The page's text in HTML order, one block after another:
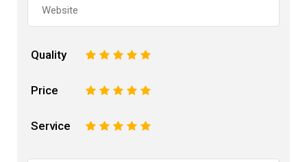
Quality 5
4
3
2
Price 5
4
3
2
Service 5
4
3
2